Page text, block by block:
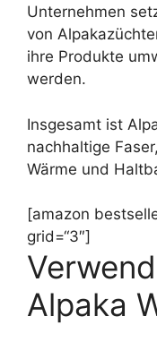
Unternehmen
von
ihre Produkte
werden.
Insgesamt ist
nachhaltige
Wärme und
[amazon
grid=“3″]
Alpaka